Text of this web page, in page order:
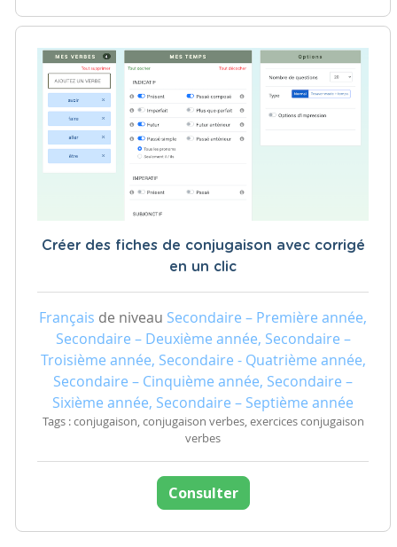
Créer des fiches de conjugaison avec corrigé
en un clic
Français de niveau Secondaire – Première année,
Secondaire – Deuxième année, Secondaire –
Troisième année, Secondaire - Quatrième année,
Secondaire – Cinquième année, Secondaire –
Sixième année, Secondaire – Septième année
Tags : conjugaison, conjugaison verbes, exercices conjugaison
verbes
Consulter